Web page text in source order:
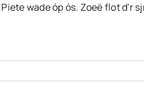
wade óp ós. Zoeë flot